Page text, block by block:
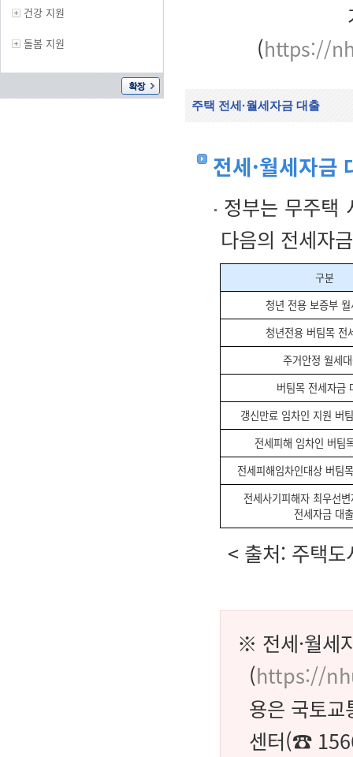
건강 지원
돌봄 지원
(https://
주택 전세·월세자금 대출
전세·월세자금
정부는 무주택
다음의 전세자
구분
청년 전용 보증부
청년전용 버팀목
주거안정 월세
버팀목 전세자금
갱신만료 임차인 지원 버
전세피해 임차인 버팀
전세피해임차인대상 버팀
전세사기피해자 최우선
전세자금 대출
< 출처: 주택도
※ 전세·월세
(https://
용은 국토
센터(☎